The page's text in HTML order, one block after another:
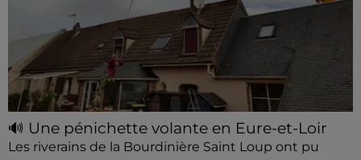
🔊 Une pénichette volante en Eure-et-Loir
Les riverains de la Bourdinière Saint Loup ont pu